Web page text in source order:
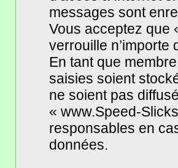
messages sont
Vous acceptez que
verrouille
En tant que
saisies soient
ne soient pas
« www.Speed-
responsables en
données.